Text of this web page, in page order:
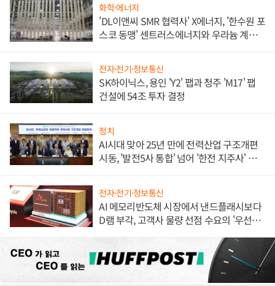
화학·에너지
'DL이앤씨 SMR 협력사' X에너지, '한수원 포
스코 동맹' 센트러스에너지와 우라늄 계약
전자·전기·정보통신
SK하이닉스, 용인 'Y2' 팹과 청주 'M17' 팹
건설에 54조 투자 결정
정치
AI시대 맞아 25년 만에 전력산업 구조개편
시동, '발전5사 통합' 넘어 '한전 지주사' 재편
전자·전기·정보통신
AI 메모리반도체 시장에서 낸드플래시보다
D램 부각, 고객사 물량 선점 수요의 '우선순